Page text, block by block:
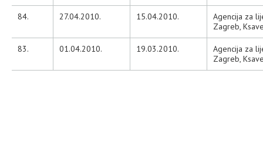
84. 27.04.2010. 15.04.2010.
Agencija za
Zagreb,
83. 01.04.2010. 19.03.2010.
Agencija za
Zagreb,